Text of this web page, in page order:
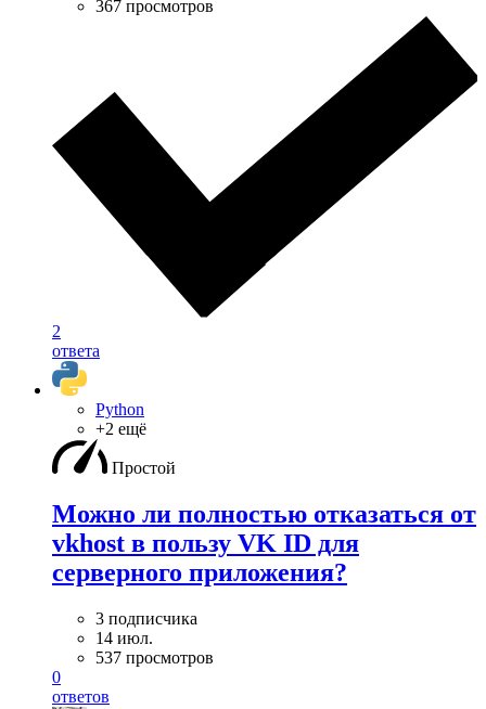
367 просмотров
2
ответа
Python
+2 ещё
Простой
Можно ли полностью отказаться от
vkhost в пользу VK ID для
серверного приложения?
3 подписчика
14 июл.
537 просмотров
0
ответов